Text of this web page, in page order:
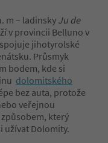
m – ladinsky Ju de
v provincii Belluno v
jihotyrolské
Průsmyk
bodem, kde si
dolomitského
bez auta, protože
veřejnou
který
užívat Dolomity.